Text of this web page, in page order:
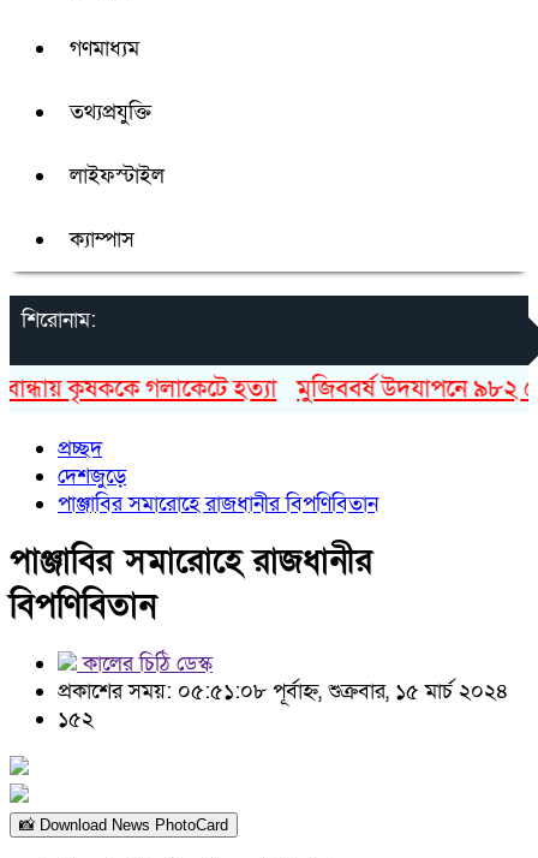
গণমাধ্যম
তথ্যপ্রযুক্তি
লাইফস্টাইল
ক্যাম্পাস
শিরোনাম:
কৃষককে গলাকেটে হত্যা মুজিববর্ষ উদযাপনে ৯৮২
প্রচ্ছদ
দেশজুড়ে
পাঞ্জাবির সমারোহে রাজধানীর বিপণিবিতান
পাঞ্জাবির সমারোহে রাজধানীর
বিপণিবিতান
কালের চিঠি ডেস্ক
প্রকাশের সময়: ০৫:৫১:০৮ পূর্বাহ্ন, শুক্রবার, ১৫ মার্চ ২০২৪
১৫২
📸 Download News PhotoCard